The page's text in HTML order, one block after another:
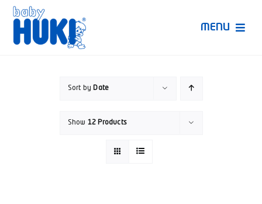
Skip
content
MENU
Sort by Date
Show 12 Products